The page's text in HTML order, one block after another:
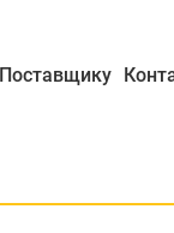
Поставщику